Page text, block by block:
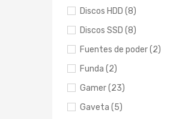
Discos HDD (8)
Discos SSD (8)
Fuentes de poder (2)
Funda (2)
Gamer (23)
Gaveta (5)